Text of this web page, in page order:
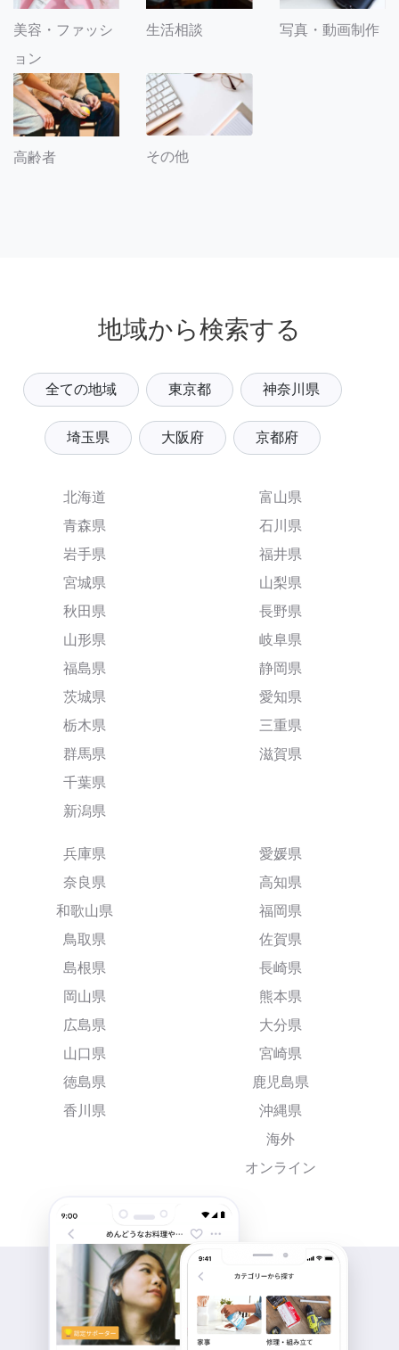
美容・ファッシ
ョン
生活相談 写真・動画制作
高齢者 その他
地域から検索する
全ての地域 東京都 神奈川県
埼玉県 大阪府 京都府
北海道
青森県
岩手県
宮城県
秋田県
山形県
福島県
茨城県
栃木県
群馬県
千葉県
新潟県
富山県
石川県
福井県
山梨県
長野県
岐阜県
静岡県
愛知県
三重県
滋賀県
兵庫県
奈良県
和歌山県
鳥取県
島根県
岡山県
広島県
山口県
徳島県
香川県
愛媛県
高知県
福岡県
佐賀県
長崎県
熊本県
大分県
宮崎県
鹿児島県
沖縄県
海外
オンライン